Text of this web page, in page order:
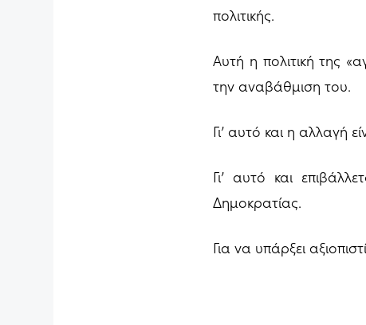
πολιτικής.
Αυτή η πολιτική της
την αναβάθμιση του.
Γι’ αυτό και η αλλαγή
Γι’ αυτό και
Δημοκρατίας.
Για να υπάρξει